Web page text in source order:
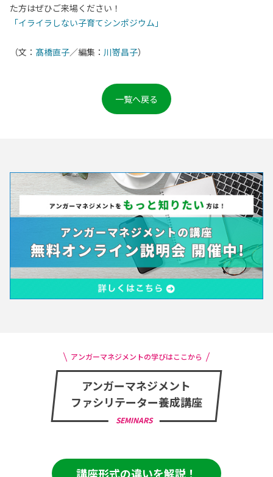
た方はぜひご来場ください！
「イライラしない子育てシンポジウム」
（文： 髙橋直子／編集： 川嵜昌子）
一覧へ戻る
アンガーマネジメントの学びはここから
アンガーマネジメント
ファシリテーター養成講座
SEMINARS
講座形式の違いを解説！